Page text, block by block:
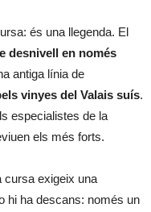
és una llegenda. El
desnivell en només
antiga línia de
vinyes del Valais suís.
especialistes de la
els més forts.
cursa exigeix una
hi ha descans: només un